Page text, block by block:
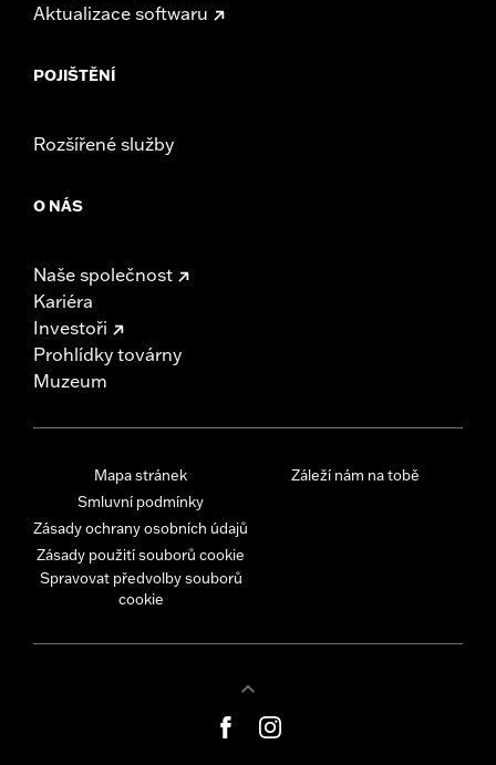
Aktualizace softwaru
POJIŠTĚNÍ
Rozšířené služby
O NÁS
Naše společnost
Kariéra
Investoři
Prohlídky továrny
Muzeum
Mapa stránek
Smluvní podmínky
Zásady ochrany osobních údajů
Zásady použití souborů cookie
Spravovat předvolby souborů
cookie
Záleží nám na tobě